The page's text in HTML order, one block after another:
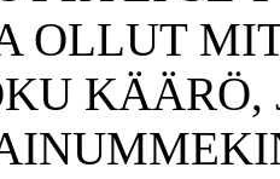
OLLUT
KÄÄRÖ,